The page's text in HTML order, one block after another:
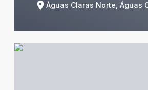
Águas Claras Norte, Águas